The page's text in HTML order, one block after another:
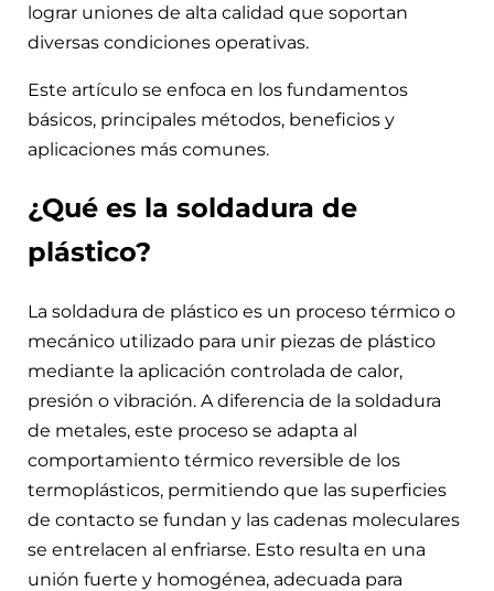
lograr uniones de alta calidad que soportan
diversas condiciones operativas.
Este artículo se enfoca en los fundamentos
básicos, principales métodos, beneficios y
aplicaciones más comunes.
¿Qué es la soldadura de
plástico?
La soldadura de plástico es un proceso térmico o
mecánico utilizado para unir piezas de plástico
mediante la aplicación controlada de calor,
presión o vibración. A diferencia de la soldadura
de metales, este proceso se adapta al
comportamiento térmico reversible de los
termoplásticos, permitiendo que las superficies
de contacto se fundan y las cadenas moleculares
se entrelacen al enfriarse. Esto resulta en una
unión fuerte y homogénea, adecuada para